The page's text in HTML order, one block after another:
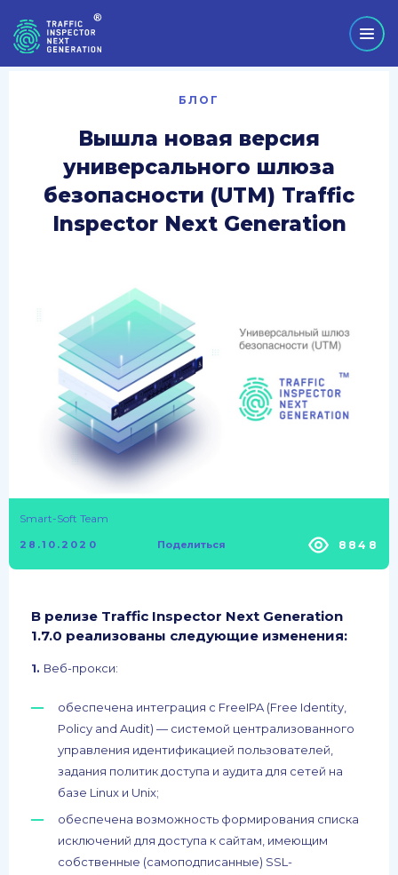
БЛОГ
Вышла новая версия
универсального шлюза
безопасности (UTM) Traffic
Inspector Next Generation
Smart-Soft Team
28.10.2020 Поделиться 8848
В релизе Traffic Inspector Next Generation
1.7.0 реализованы следующие изменения:
1. Веб-прокси:
обеспечена интеграция с FreeIPA (Free Identity,
Policy and Audit) — системой централизованного
управления идентификацией пользователей,
задания политик доступа и аудита для сетей на
базе Linux и Unix;
обеспечена возможность формирования списка
исключений для доступа к сайтам, имеющим
собственные (самоподписанные) SSL-